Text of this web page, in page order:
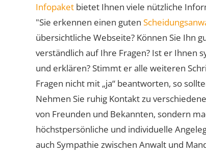
Infopaket bietet Ihnen viele nützliche
"Sie erkennen einen guten
übersichtliche Webseite? Können Sie Ihn
verständlich auf Ihre Fragen? Ist er Ihnen
und erklären? Stimmt er alle weiteren
Fragen nicht mit „ja“ beantworten, so
Nehmen Sie ruhig Kontakt zu
von Freunden und Bekannten, sondern
höchstpersönliche und individuelle
auch Sympathie zwischen Anwalt und